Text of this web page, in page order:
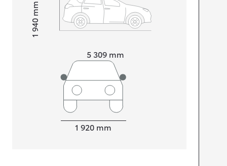
5 309 mm
Height1 940
mm
1 920 mm